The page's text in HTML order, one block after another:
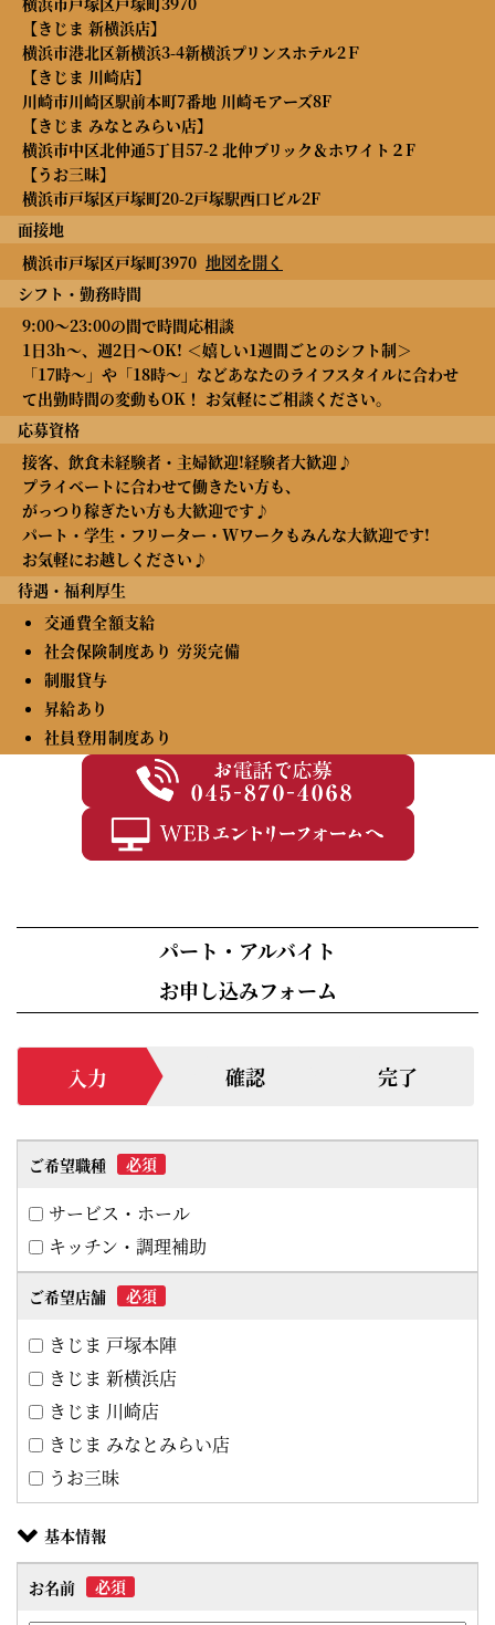
【きじま 新横浜店】
横浜市港北区新横浜3-4新横浜プリンスホテル2Ｆ
【きじま 川崎店】
川崎市川崎区駅前本町7番地 川崎モアーズ8F
【きじま みなとみらい店】
横浜市中区北仲通5丁目57-2 北仲ブリック＆ホワイト２F
【うお三昧】
横浜市戸塚区戸塚町20-2戸塚駅西口ビル2F
面接地
横浜市戸塚区戸塚町3970 地図を開く
シフト・勤務時間
9:00～23:00の間で時間応相談
1日3h～、週2日～OK! ＜嬉しい1週間ごとのシフト制＞
「17時～」や「18時～」などあなたのライフスタイルに合わせ
て出勤時間の変動もOK！ お気軽にご相談ください。
応募資格
接客、飲食未経験者・主婦歓迎!経験者大歓迎♪
プライベートに合わせて働きたい方も、
がっつり稼ぎたい方も大歓迎です♪
パート・学生・フリーター・Wワークもみんな大歓迎です!
お気軽にお越しください♪
待遇・福利厚生
交通費全額支給
社会保険制度あり 労災完備
制服貸与
昇給あり
社員登用制度あり
パート・アルバイト
お申し込みフォーム
入力 確認 完了
ご希望職種 必須
サービス・ホール
キッチン・調理補助
ご希望店舗 必須
きじま 戸塚本陣
きじま 新横浜店
きじま 川崎店
きじま みなとみらい店
うお三昧
基本情報
お名前 必須